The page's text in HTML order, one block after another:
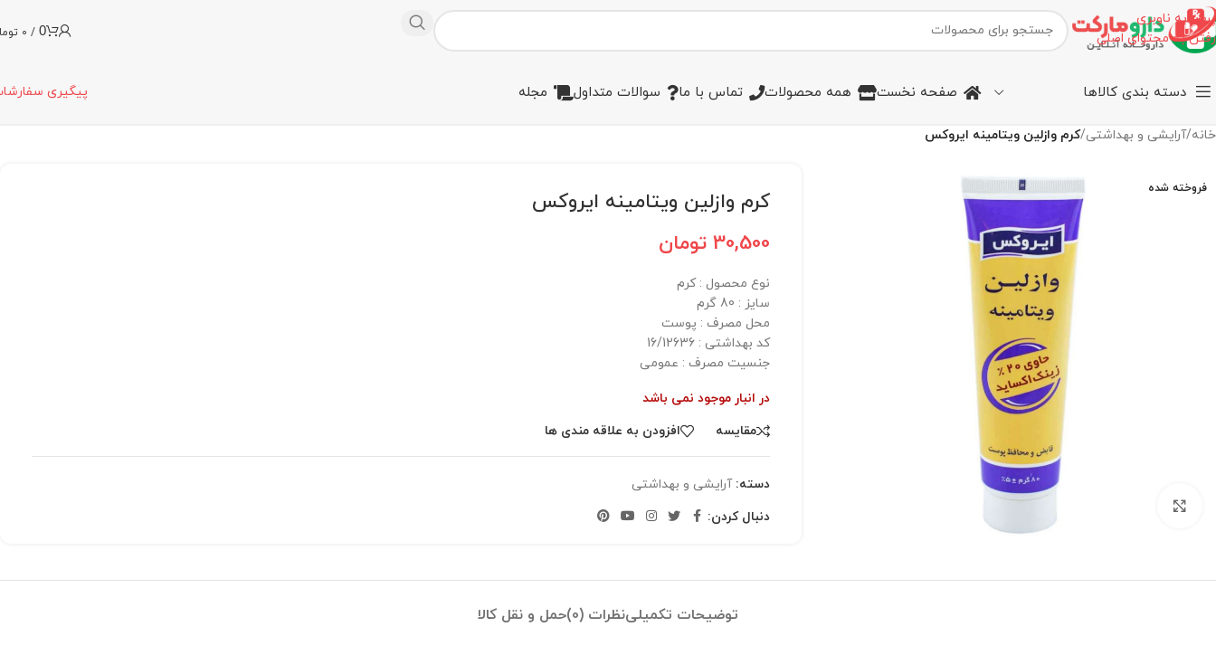
پرش به ناوبری
رفتن به محتوای اصلی
0
/
0
دسته بندی کالاها صفحه نخست همه محصولات تماس با ما سوالات متداول مجله پیگیری
خانه/آرایشی و بهداشتی/کرم وازلین ویتامینه ایروکس
فروخته شده
کرم وازلین ویتامینه ایروکس
30,500 تومان
نوع محصول : کرم
سایز : 80 گرم
محل مصرف : پوست
کد بهداشتی : 16/12636
جنسیت مصرف : عمومی
در انبار موجود نمی باشد
مقایسه
افزودن به علاقه مندی ها
دسته: آرایشی و بهداشتی
دنبال کردن:
توضیحات تکمیلینظرات (0) حمل و نقل کالا